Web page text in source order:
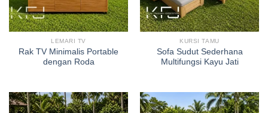
LEMARI TV
Rak TV Minimalis Portable
dengan Roda
KURSI TAMU
Sofa Sudut Sederhana
Multifungsi Kayu Jati